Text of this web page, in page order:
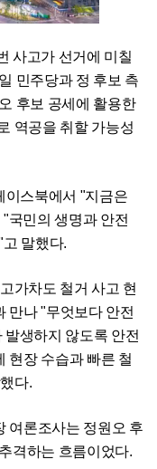
사고가 선거에 미칠
민주당과 정 후보 측
후보 공세에 활용한
역공을 취할 가능성
이스북에서 "지금은
국민의 생명과 안전
말했다.
가차도 철거 사고 현
만나 "무엇보다 안전
생하지 않도록 안전
현장 수습과 빠른 철
다.
여론조사는 정원오 후
격하는 흐름이었다.